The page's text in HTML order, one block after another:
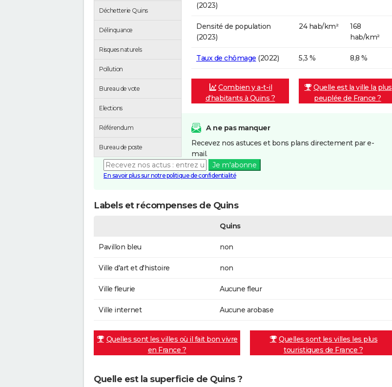
Déchetterie Quins
Délinquance
Risques naturels
Pollution
Bureau de vote
Elections
Référendum
Bureau de poste
(2023)
Densité de population
(2023)
24 hab/km²
168
hab/km²
Taux de chômage (2022) 5,3 % 8,8 %
Combien y a-t-il
d'habitants à Quins ?
Quelle est la ville la plus
peuplée de France ?
A ne pas manquer
Recevez nos astuces et bons plans directement par e-
mail.
Je m'abonne
En savoir plus sur notre politique de confidentialité
Labels et récompenses de Quins
Quins
Pavillon bleu non
Ville d'art et d'histoire non
Ville fleurie Aucune fleur
Ville internet Aucune arobase
Quelles sont les villes où il fait bon vivre
en France ?
Quelles sont les villes les plus
touristiques de France ?
Quelle est la superficie de Quins ?